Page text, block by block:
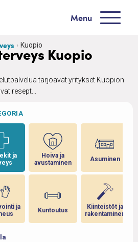
Menu
Kuopio Kuopio
tarjoavat yritykset Kuopion
resept...
ja
ja
Hoiva ja
avustaminen
Kuntoutus
Asuminen
Kiinteistöt ja
rakentaminen